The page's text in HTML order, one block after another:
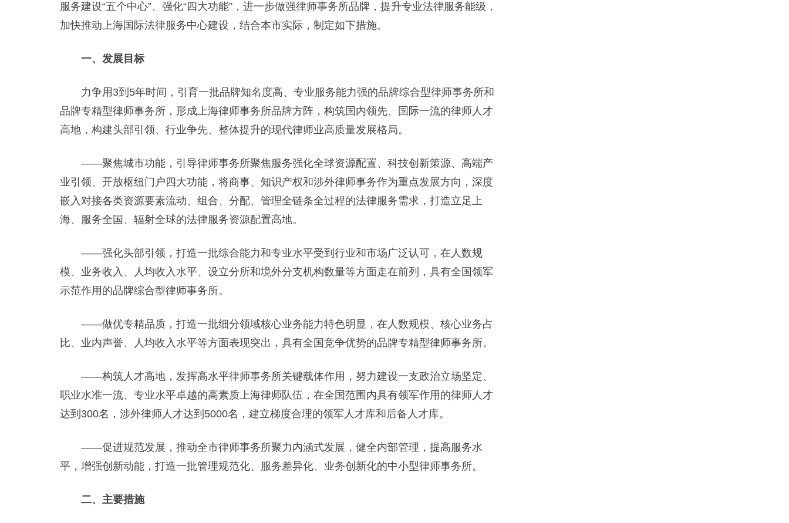
服务建设“五个中心”、强化“四大功能”，进一步做强律师事务所品牌，提升专业法律服务能级，
加快推动上海国际法律服务中心建设，结合本市实际，制定如下措施。
一、发展目标
力争用3到5年时间，引育一批品牌知名度高、专业服务能力强的品牌综合型律师事务所和
品牌专精型律师事务所，形成上海律师事务所品牌方阵，构筑国内领先、国际一流的律师人才
高地，构建头部引领、行业争先、整体提升的现代律师业高质量发展格局。
——聚焦城市功能，引导律师事务所聚焦服务强化全球资源配置、科技创新策源、高端产
业引领、开放枢纽门户四大功能，将商事、知识产权和涉外律师事务作为重点发展方向，深度
嵌入对接各类资源要素流动、组合、分配、管理全链条全过程的法律服务需求，打造立足上
海、服务全国、辐射全球的法律服务资源配置高地。
——强化头部引领，打造一批综合能力和专业水平受到行业和市场广泛认可，在人数规
模、业务收入、人均收入水平、设立分所和境外分支机构数量等方面走在前列，具有全国领军
示范作用的品牌综合型律师事务所。
——做优专精品质，打造一批细分领域核心业务能力特色明显，在人数规模、核心业务占
比、业内声誉、人均收入水平等方面表现突出，具有全国竞争优势的品牌专精型律师事务所。
——构筑人才高地，发挥高水平律师事务所关键载体作用，努力建设一支政治立场坚定、
职业水准一流、专业水平卓越的高素质上海律师队伍，在全国范围内具有领军作用的律师人才
达到300名，涉外律师人才达到5000名，建立梯度合理的领军人才库和后备人才库。
——促进规范发展，推动全市律师事务所聚力内涵式发展，健全内部管理，提高服务水
平，增强创新动能，打造一批管理规范化、服务差异化、业务创新化的中小型律师事务所。
二、主要措施